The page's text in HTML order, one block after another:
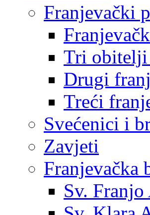
Franjevački
Tri obitelji
Drugi
Treći
Svećenici i
Zavjeti
Franjevačka
Sv.